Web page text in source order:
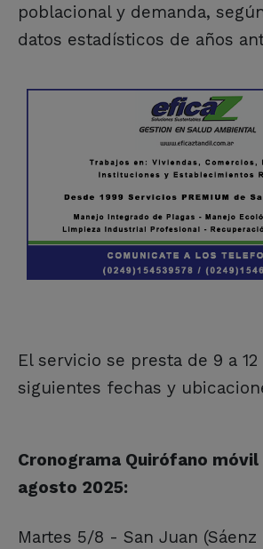
poblacional y demanda,
datos estadísticos de años
El servicio se presta de 9 a
siguientes fechas y
Cronograma Quirófano
agosto 2025:
Martes 5/8 - San Juan (Sáenz